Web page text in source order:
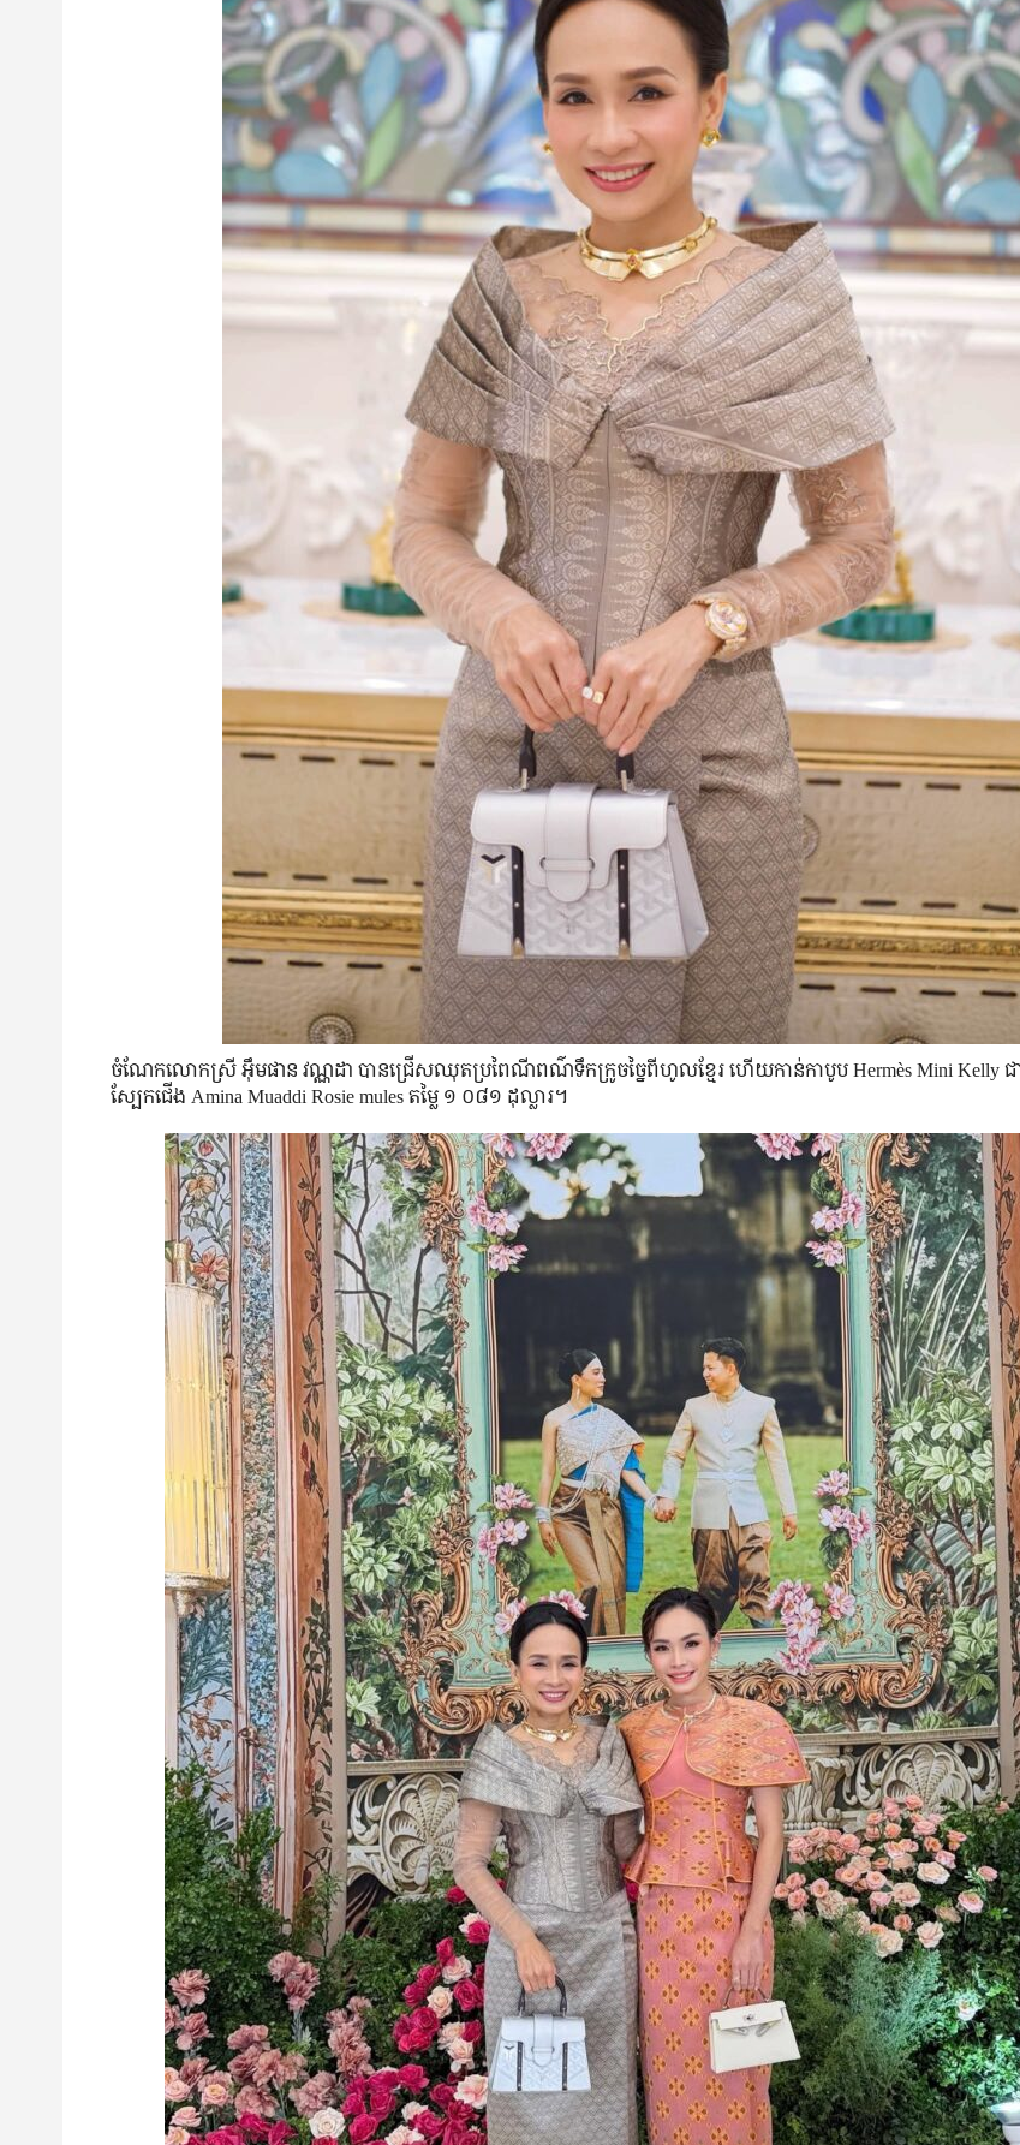
ចំណែក​លោកស្រី អ៊ឹមផាន វណ្ណដា បាន​ជ្រើស​ឈុត​ប្រពៃណី​ពណ៌​ទឹក​ក្រូច​ច្នៃ​ពី​ហូល​ខ្មែរ ហើយ​កាន់​កាបូប Hermès Mini Kelly ជ
ស្បែកជើង Amina Muaddi Rosie mules តម្លៃ ១ ០៨១ ដុល្លារ។